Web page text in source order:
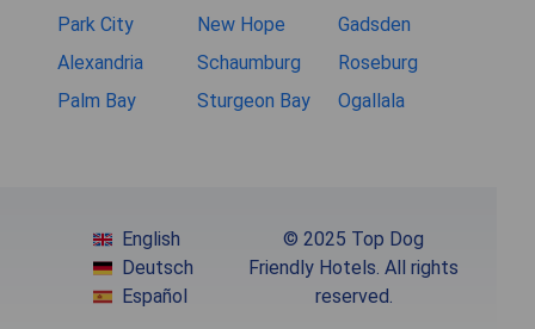
Park City
New Hope
Gadsden
Alexandria
Schaumburg
Roseburg
Palm Bay
Sturgeon Bay Ogallala
English
Deutsch
Español
© 2025 Top Dog
Friendly Hotels. All rights
reserved.